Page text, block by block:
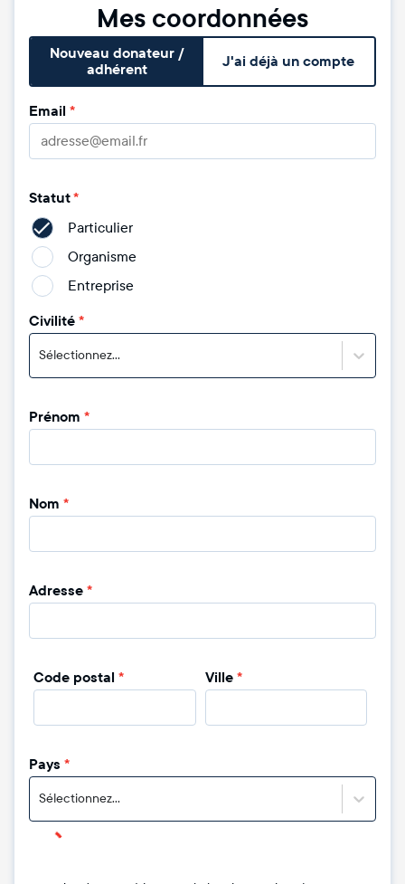
Mes coordonnées
Nouveau donateur /
adhérent
J'ai déjà un compte
Email *
Statut*
Particulier
Organisme
Entreprise
Civilité*
Sélectionnez...
Prénom *
Nom *
Adresse*
Code postal * Ville *
Pays *
Sélectionnez...